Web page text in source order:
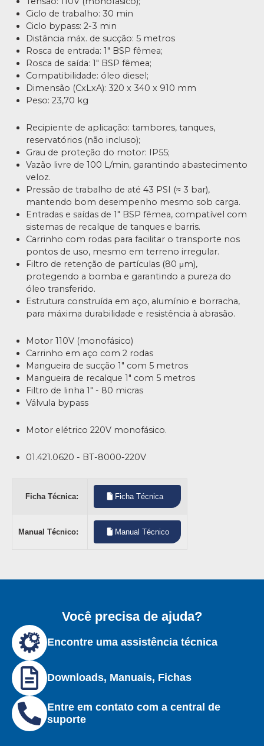
Ciclo de trabalho: 30 min
Ciclo bypass: 2-3 min
Distância máx. de sucção: 5 metros
Rosca de entrada: 1″ BSP fêmea;
Rosca de saída: 1″ BSP fêmea;
Compatibilidade: óleo diesel;
Dimensão (CxLxA): 320 x 340 x 910 mm
Peso: 23,70 kg
Recipiente de aplicação: tambores, tanques,
reservatórios (não incluso);
Grau de proteção do motor: IP55;
Vazão livre de 100 L/min, garantindo abastecimento
veloz.
Pressão de trabalho de até 43 PSI (≈ 3 bar),
mantendo bom desempenho mesmo sob carga.
Entradas e saídas de 1″ BSP fêmea, compatível com
sistemas de recalque de tanques e barris.
Carrinho com rodas para facilitar o transporte nos
pontos de uso, mesmo em terreno irregular.
Filtro de retenção de partículas (80 μm),
protegendo a bomba e garantindo a pureza do
óleo transferido.
Estrutura construída em aço, alumínio e borracha,
para máxima durabilidade e resistência à abrasão.
Motor 110V (monofásico)
Carrinho em aço com 2 rodas
Mangueira de sucção 1" com 5 metros
Mangueira de recalque 1" com 5 metros
Filtro de linha 1" - 80 micras
Válvula bypass
Motor elétrico 220V monofásico.
01.421.0620 - BT-8000-220V
Ficha Técnica: Ficha Técnica
Manual Técnico: Manual Técnico
Você precisa de ajuda?
Encontre uma assistência técnica
Downloads, Manuais, Fichas
Entre em contato com a central de
suporte